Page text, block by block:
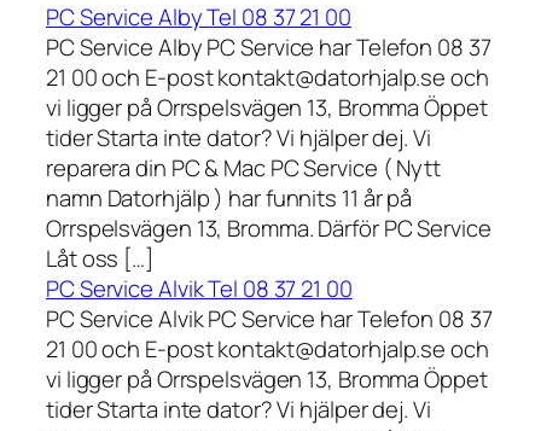
PC Service Alby Tel 08 37 21 00
PC Service Alby PC Service har Telefon 08 37
21 00 och E-post kontakt@datorhjalp.se och
vi ligger på Orrspelsvägen 13, Bromma Öppet
tider Starta inte dator? Vi hjälper dej. Vi
reparera din PC & Mac PC Service ( Nytt
namn Datorhjälp ) har funnits 11 år på
Orrspelsvägen 13, Bromma. Därför PC Service
Låt oss […]
PC Service Alvik Tel 08 37 21 00
PC Service Alvik PC Service har Telefon 08 37
21 00 och E-post kontakt@datorhjalp.se och
vi ligger på Orrspelsvägen 13, Bromma Öppet
tider Starta inte dator? Vi hjälper dej. Vi